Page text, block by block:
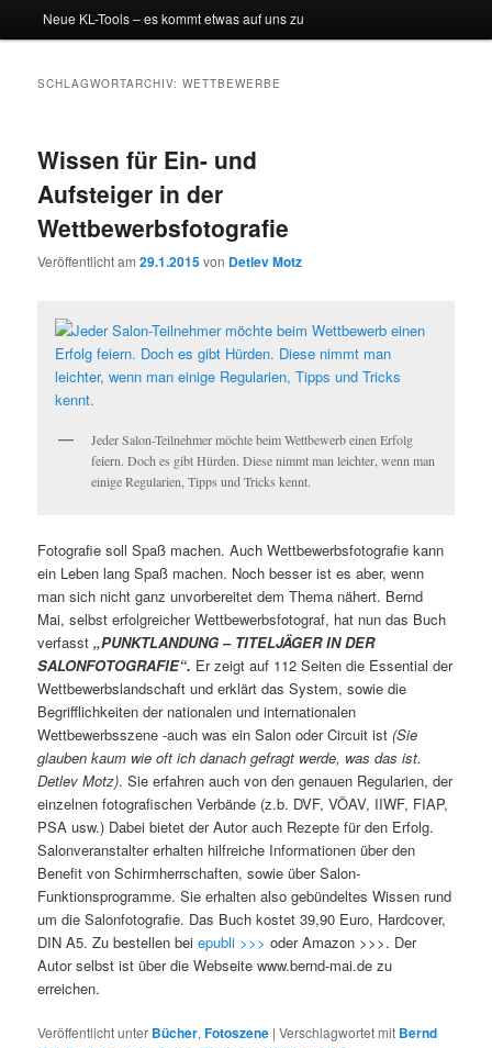
Neue KL-Tools – es kommt etwas auf uns zu
SCHLAGWORTARCHIV:WETTBEWERBE
Wissen für Ein- und
Aufsteiger in der
Wettbewerbsfotografie
Veröffentlicht am29.1.2015von Detlev Motz
Jeder Salon-Teilnehmer möchte beim Wettbewerb einen Erfolg
feiern. Doch es gibt Hürden. Diese nimmt man leichter, wenn man
einige Regularien, Tipps und Tricks kennt.
Fotografie soll Spaß machen. Auch Wettbewerbsfotografie kann
ein Leben lang Spaß machen. Noch besser ist es aber, wenn
man sich nicht ganz unvorbereitet dem Thema nähert. Bernd
Mai, selbst erfolgreicher Wettbewerbsfotograf, hat nun das Buch
verfasst„PUNKTLANDUNG – TITELJÄGER IN DER
SALONFOTOGRAFIE“. Er zeigt auf 112 Seiten die Essential der
Wettbewerbslandschaft und erklärt das System, sowie die
Begrifflichkeiten der nationalen und internationalen
Wettbewerbsszene -auch was ein Salon oder Circuit ist(Sie
glauben kaum wie oft ich danach gefragt werde, was das ist.
Detlev Motz). Sie erfahren auch von den genauen Regularien, der
einzelnen fotografischen Verbände (z.b. DVF, VÖAV, IIWF, FIAP,
PSA usw.) Dabei bietet der Autor auch Rezepte für den Erfolg.
Salonveranstalter erhalten hilfreiche Informationen über den
Benefit von Schirmherrschaften, sowie über Salon-
Funktionsprogramme. Sie erhalten also gebündeltes Wissen rund
um die Salonfotografie. Das Buch kostet 39,90 Euro, Hardcover,
DIN A5. Zu bestellen beiepubli >>> oder Amazon >>>. Der
Autor selbst ist über die Webseite www.bernd-mai.de zu
erreichen.
Veröffentlicht unter Bücher,Fotoszene |Verschlagwortet mit Bernd